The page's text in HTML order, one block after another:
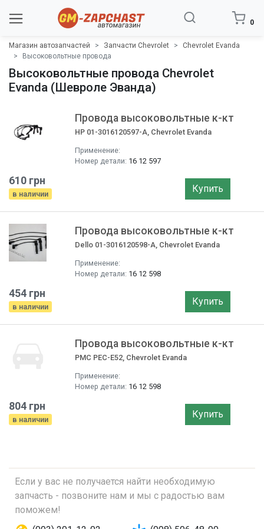
0
Магазин автозапчастей Запчасти Chevrolet
Chevrolet Evanda
Высоковольтные провода
Высоковольтные провода Chevrolet
Evanda (Шевроле Эванда)
Провода высоковольтные к-кт
HP 01-3016120597-A, Chevrolet Evanda
Применение:
Номер детали: 16 12 597
610 грн
в наличии Купить
Провода высоковольтные к-кт
Dello 01-3016120598-A, Chevrolet Evanda
Применение:
Номер детали: 16 12 598
454 грн
в наличии Купить
Провода высоковольтные к-кт
PMC PEC-E52, Chevrolet Evanda
Применение:
Номер детали: 16 12 598
804 грн
в наличии Купить
Если у вас не получается найти необходимую
запчасть - позвоните нам и мы с радостью вам
поможем!